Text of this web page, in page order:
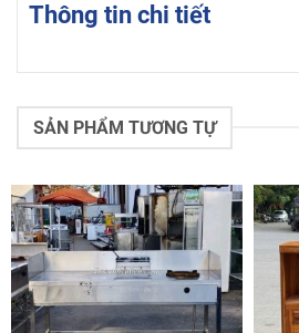
Thông tin chi tiết
SẢN PHẨM TƯƠNG TỰ